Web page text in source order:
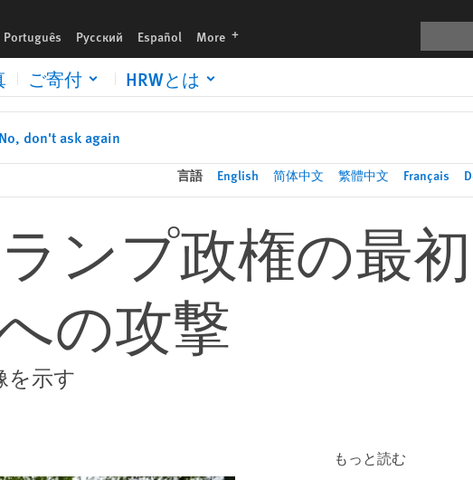
Português Русский Español More languages
ご寄付 HRWとは
No, don't ask again
言語 English 简体中文 繁體中文 Français
ンプ政権の最
の攻撃
を示す
もっと読む